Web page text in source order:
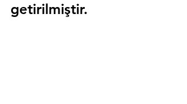
getirilmiştir.